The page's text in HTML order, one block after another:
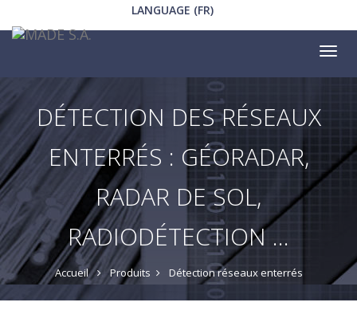
LANGUAGE (FR)
DÉTECTION DES RÉSEAUX
ENTERRÉS : GÉORADAR,
RADAR DE SOL,
RADIODÉTECTION ...
Accueil Produits Détection réseaux enterrés